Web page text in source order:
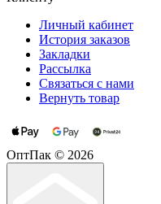
Личный кабинет
История заказов
Закладки
Рассылка
Связаться с нами
Вернуть товар
ОптПак © 2026